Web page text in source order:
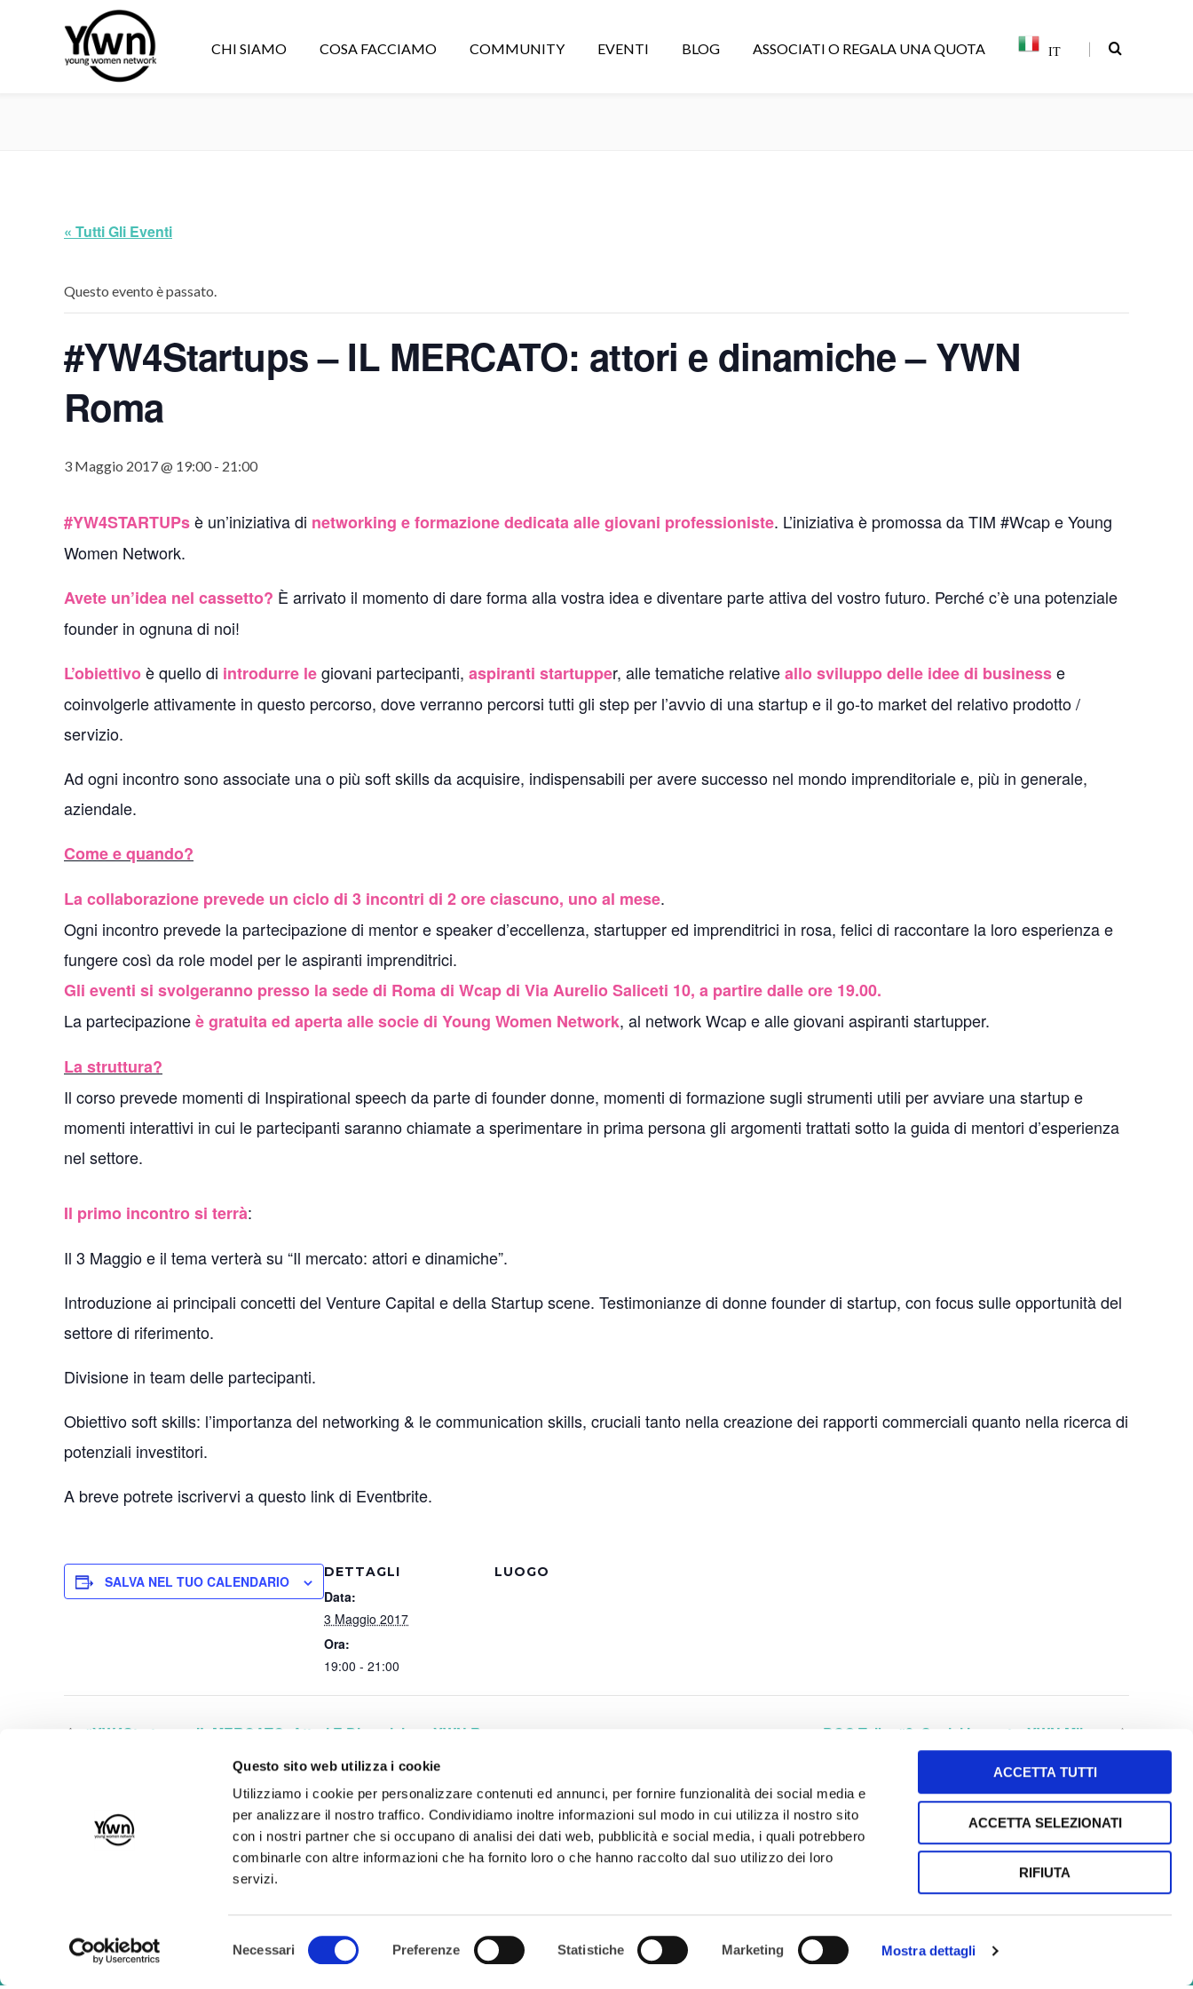
Questo sito web utilizza i cookie
Utilizziamo i cookie per personalizzare contenuti ed annunci, per fornire funzionalità dei social media e
per analizzare il nostro traffico. Condividiamo inoltre informazioni sul modo in cui utilizza il nostro sito
con i nostri partner che si occupano di analisi dei dati web, pubblicità e social media, i quali potrebbero
combinarle con altre informazioni che ha fornito loro o che hanno raccolto dal suo utilizzo dei loro
servizi.
del
Necessari Preferenze Statistiche Marketing Mostra dettagli
ACCETTA TUTTI
ACCETTA SELEZIONATI
RIFIUTA
CHI SIAMO COSA FACCIAMO COMMUNITY EVENTI BLOG ASSOCIATI O REGALA UNA QUOTA IT |
« Tutti Gli Eventi
Questo evento è passato.
#YW4Startups – IL MERCATO: attori e dinamiche – YWN
Roma
3 Maggio 2017 @ 19:00 - 21:00
#YW4STARTUPsè un’iniziativa di networking e formazione dedicata alle giovani professioniste. L’iniziativa è promossa da TIM #Wcap e Young
Women Network.
Avete un’idea nel cassetto? È arrivato il momento di dare forma alla vostra idea e diventare parte attiva del vostro futuro. Perché c’è una potenziale
founder in ognuna di noi!
L’obiettivoè quello di introdurre legiovani partecipanti, aspiranti startupper, alle tematiche relativeallo sviluppo delle idee di businesse
coinvolgerle attivamente in questo percorso, dove verranno percorsi tutti gli step per l’avvio di una startup e il go-to market del relativo prodotto /
servizio.
Ad ogni incontro sono associate una o più soft skills da acquisire, indispensabili per avere successo nel mondo imprenditoriale e, più in generale,
aziendale.
Come e quando?
La collaborazione prevede un ciclo di 3 incontri di 2 ore ciascuno, uno al mese.
Ogni incontro prevede la partecipazione di mentor e speaker d’eccellenza, startupper ed imprenditrici in rosa, felici di raccontare la loro esperienza e
fungere così da role model per le aspiranti imprenditrici.
Gli eventi si svolgeranno presso la sede di Roma di Wcap di Via Aurelio Saliceti 10, a partire dalle ore 19.00.
La partecipazioneè gratuita ed aperta alle socie di Young Women Network, al network Wcap e alle giovani aspiranti startupper.
La struttura?
Il corso prevede momenti di Inspirational speech da parte di founder donne, momenti di formazione sugli strumenti utili per avviare una startup e
momenti interattivi in cui le partecipanti saranno chiamate a sperimentare in prima persona gli argomenti trattati sotto la guida di mentori d’esperienza
nel settore.
Il primo incontro si terrà:
Il 3 Maggio e il tema verterà su “Il mercato: attori e dinamiche”.
Introduzione ai principali concetti del Venture Capital e della Startup scene. Testimonianze di donne founder di startup, con focus sulle opportunità del
settore di riferimento.
Divisione in team delle partecipanti.
Obiettivo soft skills: l’importanza del networking & le communication skills, cruciali tanto nella creazione dei rapporti commerciali quanto nella ricerca di
potenziali investitori.
A breve potrete iscrivervi a questo link di Eventbrite.
SALVA NEL TUO CALENDARIO
DETTAGLI
Data:
3 Maggio 2017
Ora:
19:00 - 21:00
LUOGO
#YW4Startups – IL MERCATO: Attori E Dinamiche – YWN Roma BCG Talks #2: Social Impact – YWN Milano
Iscriviti alla nostra Newsletter! Ho letto e accetto i termini e le condizioni
Young Women Network
COSA FACCIAMO
SEGUI le nostre storie sui social!